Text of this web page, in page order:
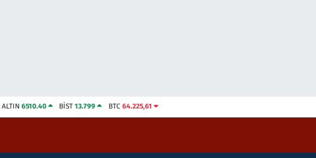
ALTIN 6510.40 BİST13.799 BTC 64.225,61